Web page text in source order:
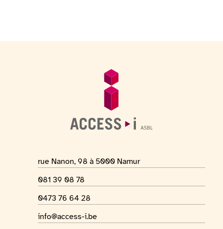
Algemene informatie
Adres van de locatie
rue Nanon, 98 à 5000 Namur
Telefoonnummer
081 39 08 78
Whatsapp-nummer
0473 76 64 28
E-mailadres
info@access-i.be